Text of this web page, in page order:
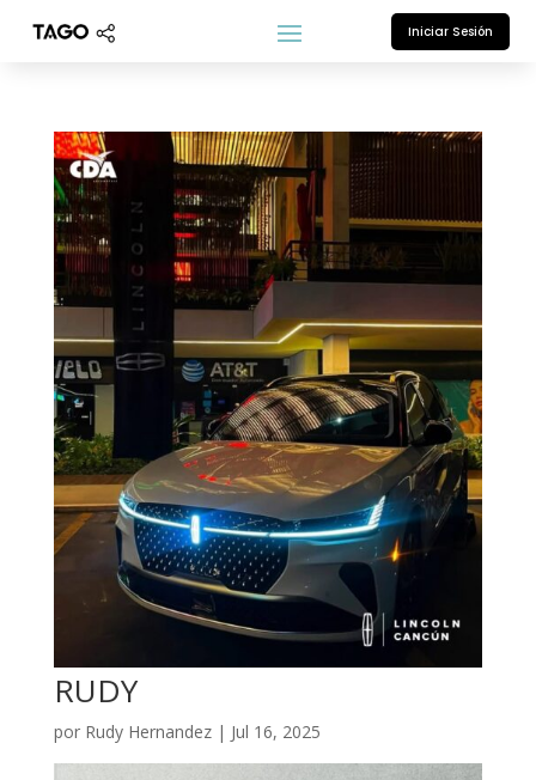
Iniciar Sesión
RUDY
por Rudy Hernandez| Jul 16, 2025